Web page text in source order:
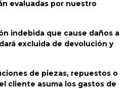
evaluadas por nuestro
indebida que cause daños a
excluida de devolución y
de piezas, repuestos o
cliente asuma los gastos de